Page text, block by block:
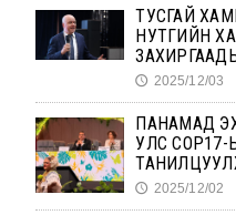
ТУСГАЙ
НУТГИЙН
🕔 2025/12/03
ПАНАМАД
УЛС
🕔 2025/12/02